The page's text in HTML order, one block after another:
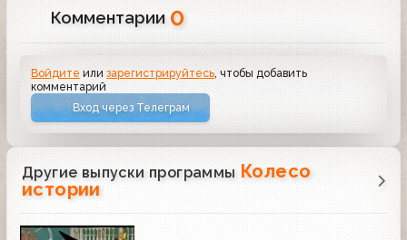
Комментарии 0
Войдите илизарегистрируйтесь , чтобы добавить
комментарий
Вход через Телеграм
Другие выпуски программы Колесо
истории